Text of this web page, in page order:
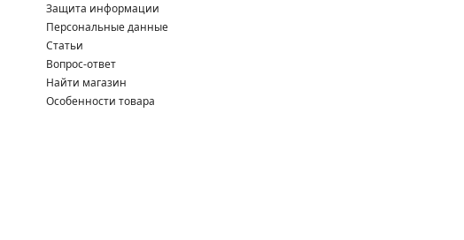
Защита информации
Персональные данные
Статьи
Вопрос-ответ
Найти магазин
Особенности товара